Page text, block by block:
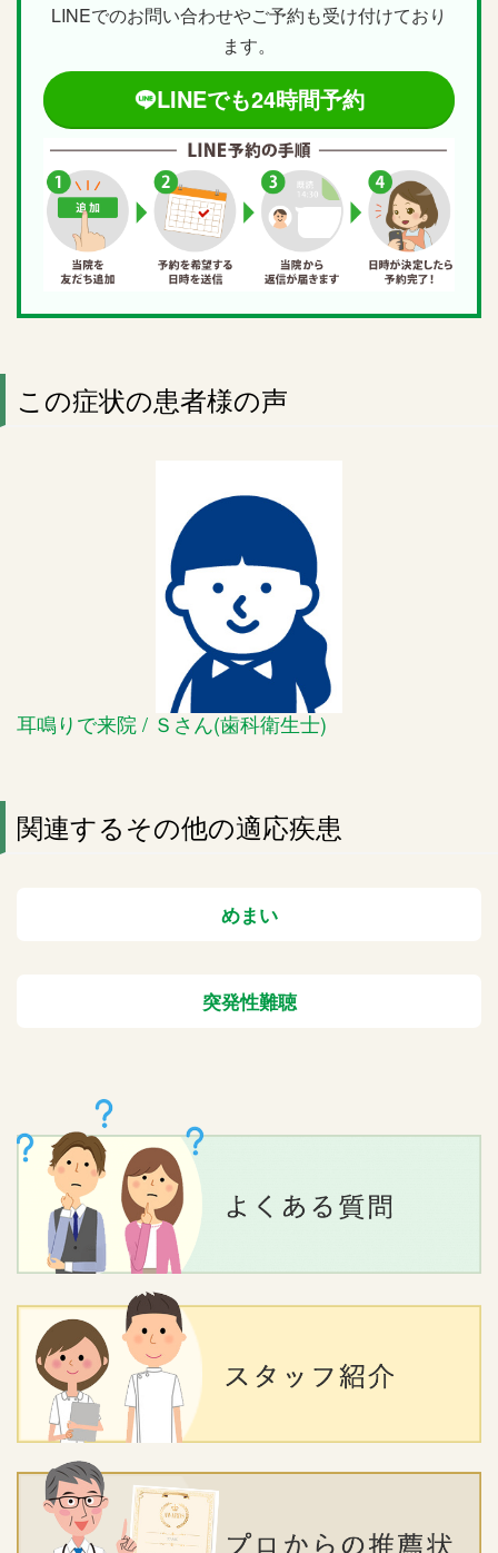
LINEでのお問い合わせやご予約も受け付けており
ます。
LINEでも24時間予約
この症状の患者様の声
耳鳴りで来院 / Ｓさん(歯科衛生士)
関連するその他の適応疾患
めまい
突発性難聴